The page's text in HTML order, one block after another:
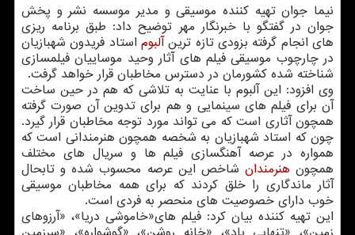
نیما جوان تهیه كننده موسیقی و مدیر موسسه نشر و پخش
جوان در گفتگو با خبرنگار مهر توضیح داد: طبق برنامه ریزی
های انجام گرفته بزودی تازه ترینآلبوم استاد فریدون شهبازیان
در چارچوب موسیقی فیلم های آثار وحید موساییان فیلمسازی
شناخته شده كشورمان در دسترس مخاطبان قرار خواهد گرفت.
وی افزود: این آلبوم با عنایت به تلاشی كه هم در حین ساخت
آن برای فیلم های سینمایی و هم برای تدوین آن صورت گرفته
همچون آثاری است كه می تواند مورد توجه مخاطبان قرار گیرد.
چون كه استاد شهبازیان به شخصه همچون هنرمندانی است كه
همواره در عرصه آهنگسازی فیلم ها و سریال های مختلف
همچون هنرمندان شاخص این عرصه محسوب شده و تابحال
آثار ماندگاری را خلق كردند كه برای همه مخاطبان موسیقی
خوب دارای خصوصیت های منحصر به فردی است.
این تهیه كننده بیان كرد: فیلم های«خاموشی دریا»، «آرزوهای